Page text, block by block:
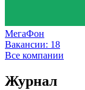
МегаФон
Вакансии: 18
Все компании
Журнал